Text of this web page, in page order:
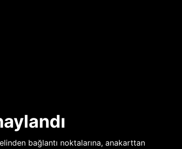
bağlantı noktalarına, anakarttan